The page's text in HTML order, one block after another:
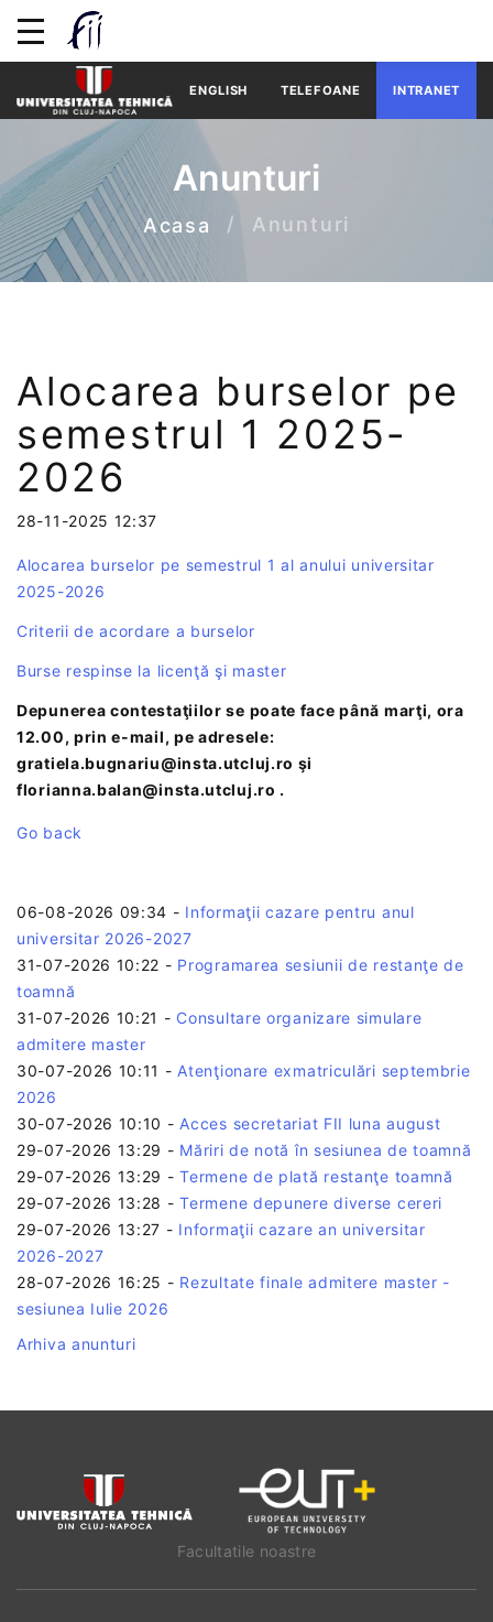
ENGLISH TELEFOANE INTRANET
Anunturi
Acasa Anunturi
Alocarea burselor pe
semestrul 1 2025-
2026
28-11-2025 12:37
Alocarea burselor pe semestrul 1 al anului universitar
2025-2026
Criterii de acordare a burselor
Burse respinse la licenţă şi master
Depunerea contestaţiilor se poate face până marţi, ora
12.00, prin e-mail, pe adresele:
gratiela.bugnariu@insta.utcluj.ro şi
florianna.balan@insta.utcluj.ro .
Go back
06-08-2026 09:34 - Informaţii cazare pentru anul
universitar 2026-2027
31-07-2026 10:22 - Programarea sesiunii de restanţe de
toamnă
31-07-2026 10:21 - Consultare organizare simulare
admitere master
30-07-2026 10:11 - Atenţionare exmatriculări septembrie
2026
30-07-2026 10:10 - Acces secretariat FII luna august
29-07-2026 13:29 - Măriri de notă în sesiunea de toamnă
29-07-2026 13:29 -Termene de plată restanţe toamnă
29-07-2026 13:28 -Termene depunere diverse cereri
29-07-2026 13:27 - Informaţii cazare an universitar
2026-2027
28-07-2026 16:25 - Rezultate finale admitere master -
sesiunea Iulie 2026
Arhiva anunturi
Facultatile noastre